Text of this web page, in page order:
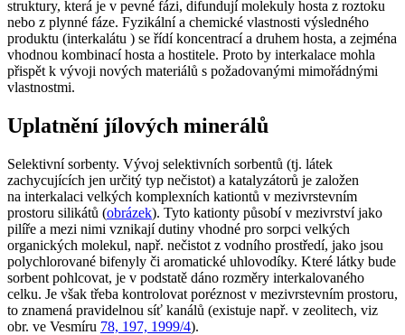
struktury, která je v pevné fázi, difundují molekuly hosta z roztoku
nebo z plynné fáze. Fyzikální a chemické vlastnosti výsledného
produktu (interkalátu ) se řídí koncentrací a druhem hosta, a zejména
vhodnou kombinací hosta a hostitele. Proto by interkalace mohla
přispět k vývoji nových materiálů s požadovanými mimořádnými
vlastnostmi.
Uplatnění jílových minerálů
Selektivní sorbenty. Vývoj selektivních sorbentů (tj. látek
zachycujících jen určitý typ nečistot) a katalyzátorů je založen
na interkalaci velkých komplexních kationtů v mezivrstevním
prostoru silikátů (obrázek). Tyto kationty působí v mezivrství jako
pilíře a mezi nimi vznikají dutiny vhodné pro sorpci velkých
organických molekul, např. nečistot z vodního prostředí, jako jsou
polychlorované bifenyly či aromatické uhlovodíky. Které látky bude
sorbent pohlcovat, je v podstatě dáno rozměry interkalovaného
celku. Je však třeba kontrolovat poréznost v mezivrstevním prostoru,
to znamená pravidelnou síť kanálů (existuje např. v zeolitech, viz
obr. ve Vesmíru 78, 197, 1999/4).